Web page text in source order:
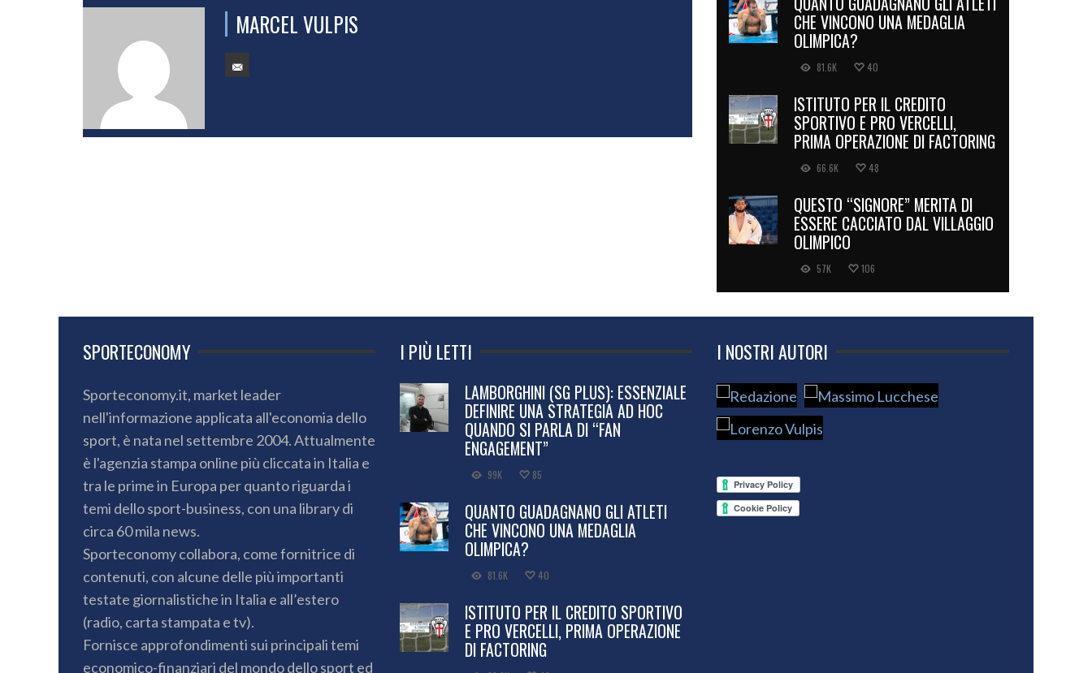
MARCEL VULPIS CHE VINCONO UNA MEDAGLIA
OLIMPICA?
81.6K 40
ISTITUTO PER IL CREDITO
SPORTIVO E PRO VERCELLI,
PRIMA OPERAZIONE DI FACTORING
66.6K 48
QUESTO “SIGNORE” MERITA DI
ESSERE CACCIATO DAL VILLAGGIO
OLIMPICO
57K 106
SPORTECONOMY
Sporteconomy.it, market leader
nell'informazione applicata all'economia dello
sport, è nata nel settembre 2004. Attualmente
è l'agenzia stampa online più cliccata in Italia e
tra le prime in Europa per quanto riguarda i
temi dello sport-business, con una library di
circa 60 mila news.
Sporteconomy collabora, come fornitrice di
contenuti, con alcune delle più importanti
testate giornalistiche in Italia e all’estero
(radio, carta stampata e tv).
Fornisce approfondimenti sui principali temi
economico-finanziari del mondo dello sport ed
I PIÙ LETTI
LAMBORGHINI (SG PLUS): ESSENZIALE
DEFINIRE UNA STRATEGIA AD HOC
QUANDO SI PARLA DI “FAN
ENGAGEMENT”
99K 85
QUANTO GUADAGNANO GLI ATLETI
CHE VINCONO UNA MEDAGLIA
OLIMPICA?
81.6K 40
ISTITUTO PER IL CREDITO SPORTIVO
E PRO VERCELLI, PRIMA OPERAZIONE
DI FACTORING
I NOSTRI AUTORI